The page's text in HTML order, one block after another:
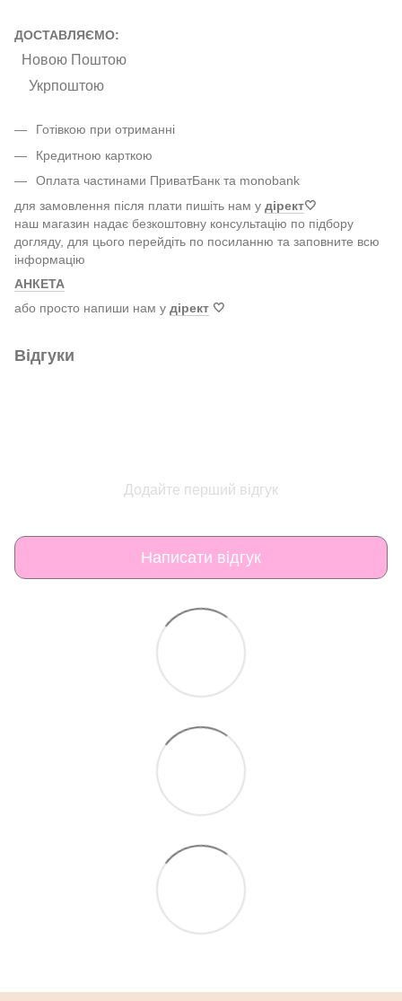
ДОСТАВЛЯЄМО:
Новою Поштою
Укрпоштою
Готівкою при отриманні
Кредитною карткою
Оплата частинами ПриватБанк та monobank
для замовлення після плати пишіть нам у дірект🤍
наш магазин надає безкоштовну консультацію по підбору
догляду, для цього перейдіть по посиланню та заповните всю
інформацію
АНКЕТА
або просто напиши нам у дірект 🤍
Відгуки
Додайте перший відгук
Написати відгук